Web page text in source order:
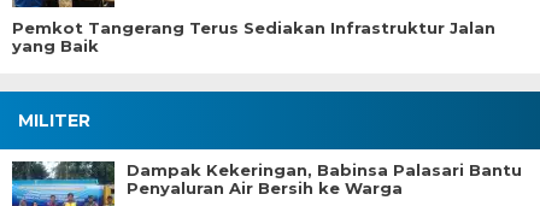
Pemkot Tangerang Terus Sediakan Infrastruktur Jalan
yang Baik
MILITER
Dampak Kekeringan, Babinsa Palasari Bantu
Penyaluran Air Bersih ke Warga